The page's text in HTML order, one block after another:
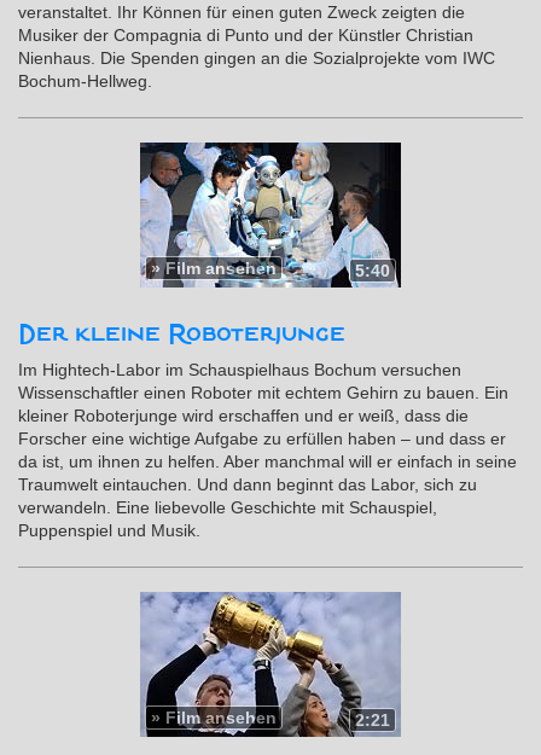
veranstaltet. Ihr Können für einen guten Zweck zeigten die
Musiker der Compagnia di Punto und der Künstler Christian
Nienhaus. Die Spenden gingen an die Sozialprojekte vom IWC
Bochum-Hellweg.
5:40
»Film ansehen
Der kleine Roboterjunge
Im Hightech-Labor im Schauspielhaus Bochum versuchen
Wissenschaftler einen Roboter mit echtem Gehirn zu bauen. Ein
kleiner Roboterjunge wird erschaffen und er weiß, dass die
Forscher eine wichtige Aufgabe zu erfüllen haben – und dass er
da ist, um ihnen zu helfen. Aber manchmal will er einfach in seine
Traumwelt eintauchen. Und dann beginnt das Labor, sich zu
verwandeln. Eine liebevolle Geschichte mit Schauspiel,
Puppenspiel und Musik.
2:21
» Film ansehen